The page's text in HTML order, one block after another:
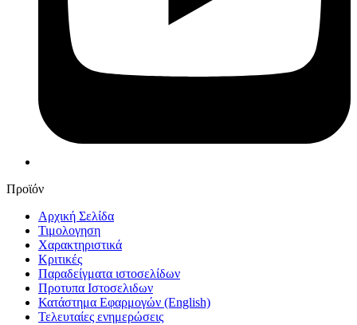
Προϊόν
Αρχική Σελίδα
Τιμολογηση
Χαρακτηριστικά
Κριτικές
Παραδείγματα ιστοσελίδων
Προτυπα Ιστοσελιδων
Κατάστημα Εφαρμογών (English)
Τελευταίες ενημερώσεις